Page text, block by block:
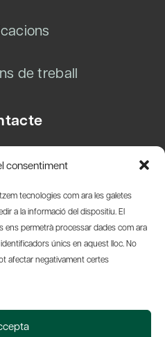
consentiment
tecnologies com ara les galetes
a la informació del dispositiu. El
permetrà processar dades com ara
únics en aquest lloc. No
afectar negativament certes
de treball
Newsletter
Barcelonesa d'Amics del País